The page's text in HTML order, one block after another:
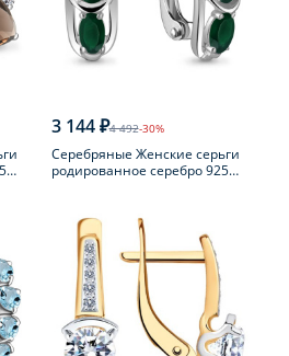
3 144 ₽4 492-30%
Серебряные Женские серьги
родированное серебро 925